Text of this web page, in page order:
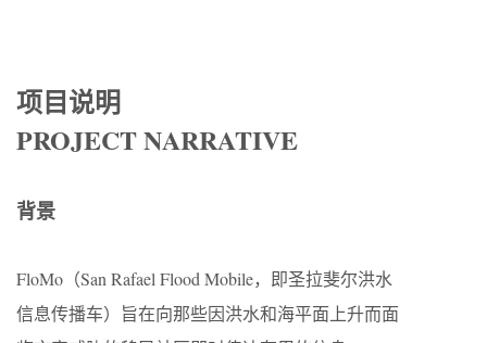
项目说明
PROJECT NARRATIVE
背景
FloMo（San Rafael Flood Mobile，即圣拉斐尔洪水
信息传播车）旨在向那些因洪水和海平面上升而面